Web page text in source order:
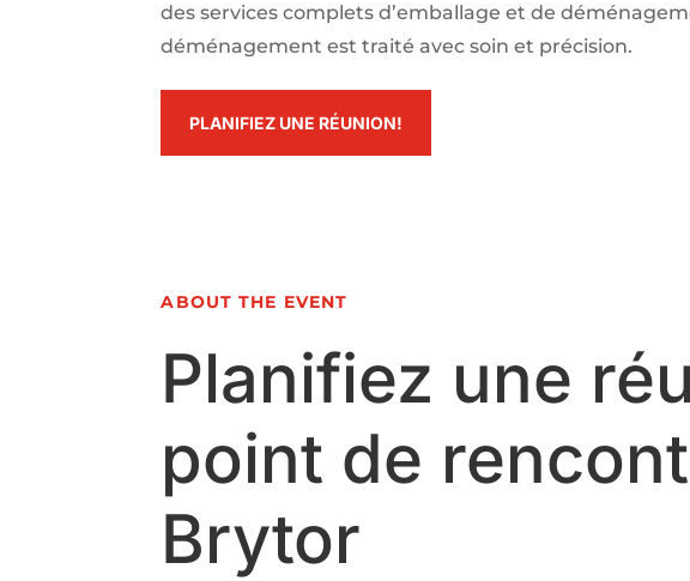
des services complets d’emballage et de
déménagement est traité avec soin et précision.
PLANIFIEZ UNE RÉUNION!
ABOUT THE EVENT
Planifiez une
point de
Brytor